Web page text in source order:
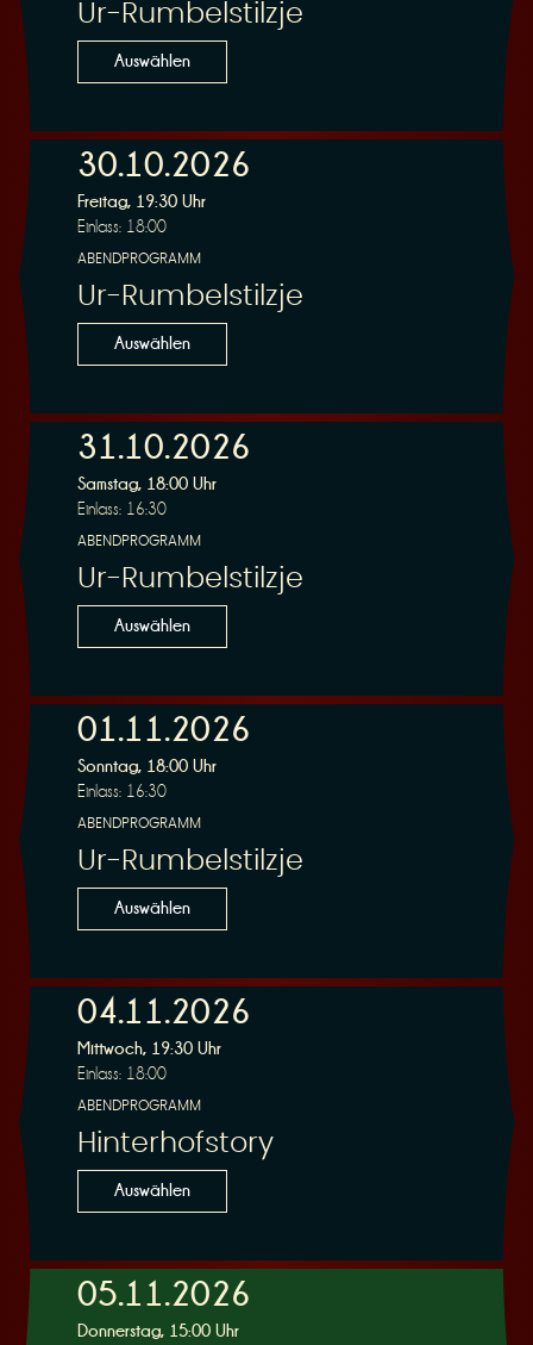
Ur-Rumbelstilzje
Auswählen
30.10.2026
Freitag, 19:30 Uhr
Einlass: 18:00
ABENDPROGRAMM
Ur-Rumbelstilzje
Auswählen
31.10.2026
Samstag, 18:00 Uhr
Einlass: 16:30
ABENDPROGRAMM
Ur-Rumbelstilzje
Auswählen
01.11.2026
Sonntag, 18:00 Uhr
Einlass: 16:30
ABENDPROGRAMM
Ur-Rumbelstilzje
Auswählen
04.11.2026
Mittwoch, 19:30 Uhr
Einlass: 18:00
ABENDPROGRAMM
Hinterhofstory
Auswählen
05.11.2026
Donnerstag, 15:00 Uhr